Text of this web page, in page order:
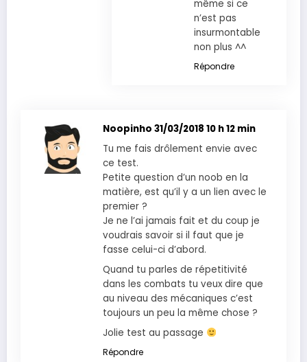
même si ce
n’est pas
insurmontable
non plus ^^
Répondre
Noopinho 31/03/2018 10 h 12 min
Tu me fais drôlement envie avec
ce test.
Petite question d’un noob en la
matière, est qu’il y a un lien avec le
premier ?
Je ne l’ai jamais fait et du coup je
voudrais savoir si il faut que je
fasse celui-ci d’abord.
Quand tu parles de répetitivité
dans les combats tu veux dire que
au niveau des mécaniques c’est
toujours un peu la même chose ?
Jolie test au passage
Répondre